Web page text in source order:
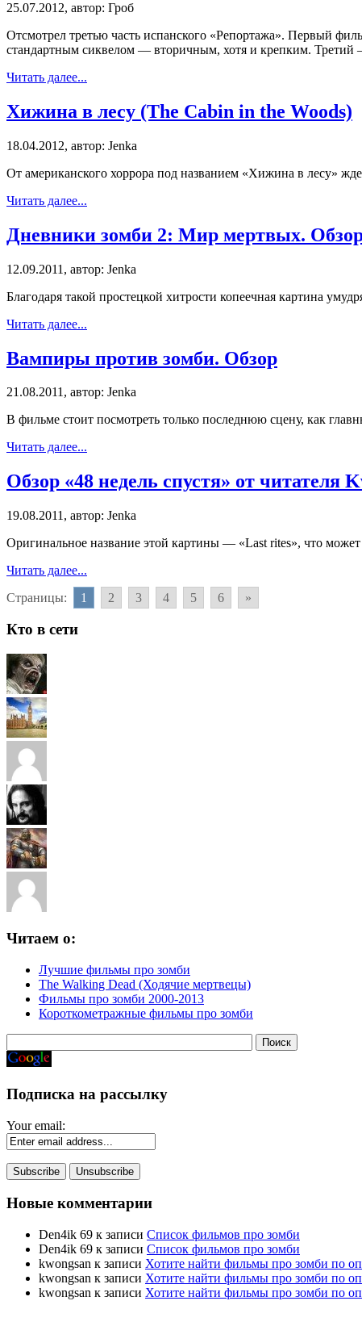
25.07.2012, автор: Гроб
Отсмотрел третью часть испанского «Репортажа». Первый
стандартным сиквелом — вторичным, хотя и крепким. Третий
Читать далее...
Хижина в лесу (The Cabin in the Woods)
18.04.2012, автор: Jenka
От американского хоррора под названием «Хижина в лесу»
Читать далее...
Дневники зомби 2: Мир мертвых.
12.09.2011, автор: Jenka
Благодаря такой простецкой хитрости копеечная картина
Читать далее...
Вампиры против зомби. Обзор
21.08.2011, автор: Jenka
В фильме стоит посмотреть только последнюю сцену, как
Читать далее...
Обзор «48 недель спустя» от читателя
19.08.2011, автор: Jenka
Оригинальное название этой картины — «Last rites», что
Читать далее...
Страницы:
1 2 3 4 5 6 »
Кто в сети
Читаем о:
Лучшие фильмы про зомби
The Walking Dead (Ходячие мертвецы)
Фильмы про зомби 2000-2013
Короткометражные фильмы про зомби
Подписка на рассылку
Your email:
Новые комментарии
Den4ik 69 к записи Список фильмов про зомби
Den4ik 69 к записи Список фильмов про зомби
kwongsan к записи Хотите найти фильмы про зомби по
kwongsan к записи Хотите найти фильмы про зомби по
kwongsan к записи Хотите найти фильмы про зомби по